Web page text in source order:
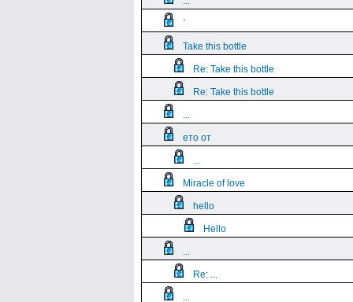
`
Take this bottle
Re: Take this bottle
Re: Take this bottle
...
ето от
...
Miracle of love
hello
Hello
...
Re: ...
...